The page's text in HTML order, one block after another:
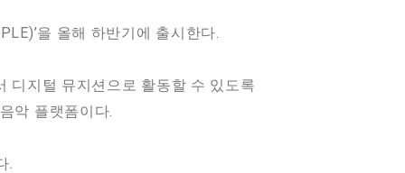
을 올해 하반기에 출시한다.
디지털 뮤지션으로 활동할 수 있도록
악 플랫폼이다.
.